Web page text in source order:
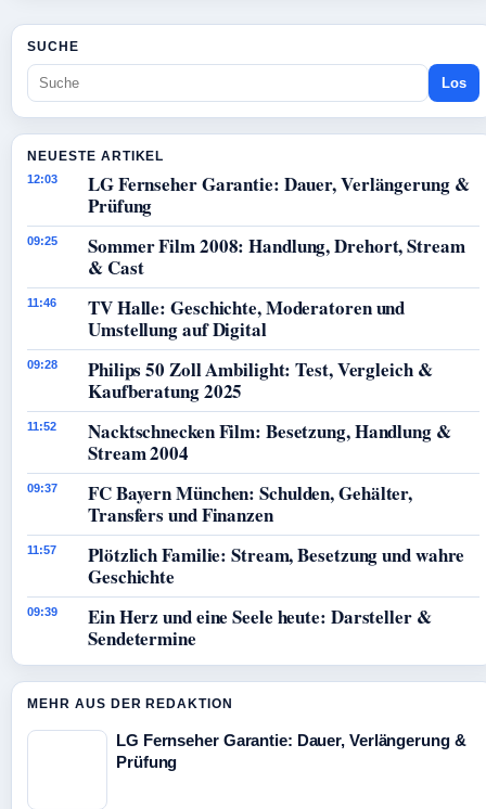
SUCHE
Los
NEUESTE ARTIKEL
12:03
LG Fernseher Garantie: Dauer, Verlängerung &
Prüfung
09:25
Sommer Film 2008: Handlung, Drehort, Stream
& Cast
11:46
TV Halle: Geschichte, Moderatoren und
Umstellung auf Digital
09:28
Philips 50 Zoll Ambilight: Test, Vergleich &
Kaufberatung 2025
11:52
Nacktschnecken Film: Besetzung, Handlung &
Stream 2004
09:37
FC Bayern München: Schulden, Gehälter,
Transfers und Finanzen
11:57
Plötzlich Familie: Stream, Besetzung und wahre
Geschichte
09:39
Ein Herz und eine Seele heute: Darsteller &
Sendetermine
MEHR AUS DER REDAKTION
LG Fernseher Garantie: Dauer, Verlängerung &
Prüfung